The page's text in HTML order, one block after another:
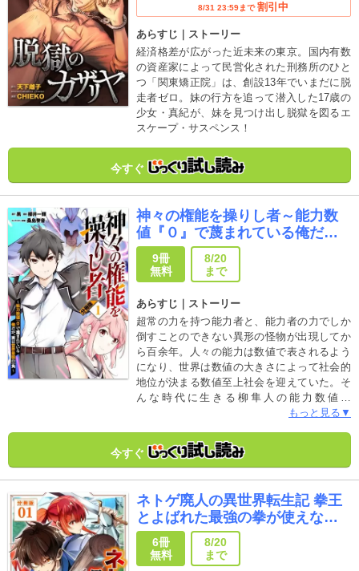
8/31 23:59まで 割引中
あらすじ｜ストーリー
経済格差が広がった近未来の東京。国内有数
の資産家によって民営化された刑務所のひと
つ「関東矯正院」は、創設13年でいまだに脱
走者ゼロ。妹の行方を追って潜入した17歳の
少女・真紀が、妹を見つけ出し脱獄を図るエ
スケープ・サスペンス！
今すぐ
神々の権能を操りし者～能力数
値『０』で蔑まれている俺だ
が、実は世界最強の一角～【分
冊版】
9冊
無料
8/20
まで
あらすじ｜ストーリー
超常の力を持つ能力者と、能力者の力でしか
倒すことのできない異形の怪物が出現してか
ら百余年。人々の能力は数値で表されるよう
になり、世界は数値の大きさによって社会的
地位が決まる数値至上社会を迎えていた。そ
んな時代に生きる柳隼人の能力数値は
『０』。無能力者として虐げられ、不遇な扱
し、隼人の数値表示は「あらゆる存在に己を
昇華させることができる」能力【超越者】に
――！？
もっと見る▼
今すぐ
ネトゲ廃人の異世界転生記 拳王
とよばれた最強の拳が使えない
ので、1日8時間こん棒を振るこ
とからはじめた【分冊版】
6冊
無料
8/20
まで